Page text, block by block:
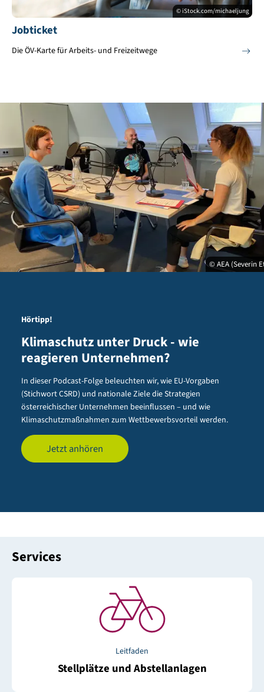
© iStock.com/michaeljung
Jobticket
Die ÖV-Karte für Arbeits- und Freizeitwege
© AEA (Severin
Hörtipp!
Klimaschutz unter Druck - wie
reagieren Unternehmen?
In dieser Podcast-Folge beleuchten wir, wie EU-Vorgaben
(Stichwort CSRD) und nationale Ziele die Strategien
österreichischer Unternehmen beeinflussen – und wie
Klimaschutzmaßnahmen zum Wettbewerbsvorteil werden.
Jetzt anhören
Services
Leitfaden
Stellplätze und Abstellanlagen